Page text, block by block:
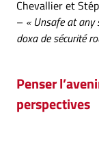
Chevallier et
– « Unsafe at any
doxa de sécurité
Penser
perspectives